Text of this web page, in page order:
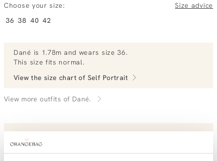
Choose your size:
Size advice
36 38 40 42
Dané is 1.78m and wears size 36.
This size fits normal .
View the size chart of Self Portrait
View more outfits of Dané.
Order by, tuesday gratis delivered tomorrow
Free shipping over €99
30-day returns